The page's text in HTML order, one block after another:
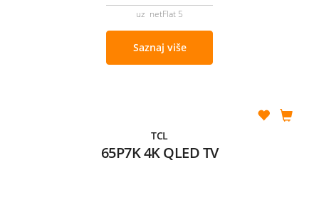
uz netFlat 5
Saznaj više
TCL
65P7K 4K QLED TV